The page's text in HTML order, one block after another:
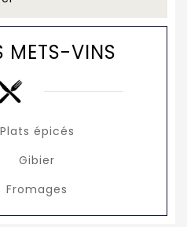
METS-VINS
Plats épicés
Gibier
Fromages